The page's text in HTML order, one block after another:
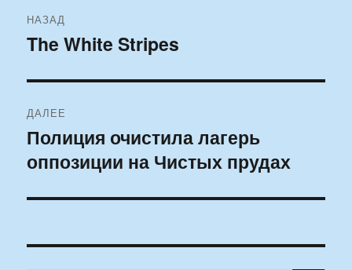
по
НАЗАД
Предыдущая
The White Stripes
ДАЛЕЕ
Следующая
запись:
Полиция очистила лагерь
оппозиции на Чистых прудах